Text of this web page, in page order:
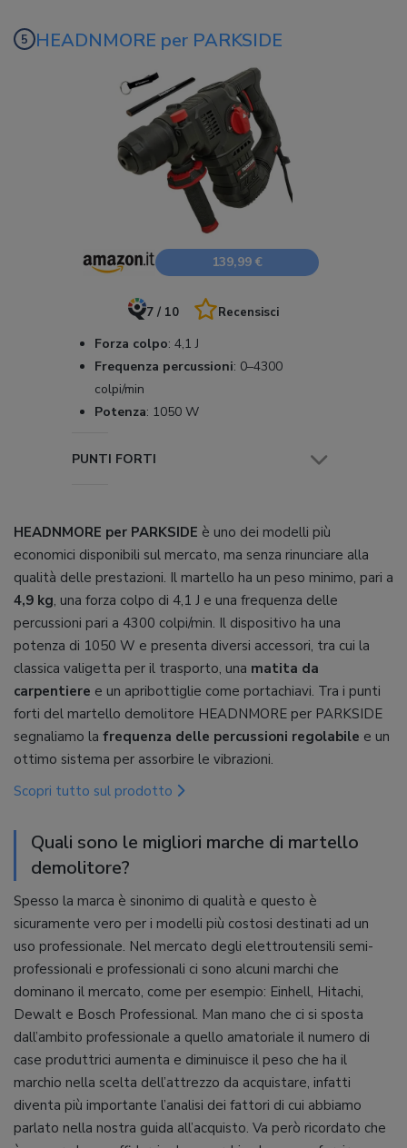
HEADNMORE per PARKSIDE
139,99 €
7 / 10 Recensisci
Forza colpo: 4,1 J
Frequenza percussioni: 0–4300
colpi/min
Potenza: 1050 W
PUNTI FORTI
HEADNMORE per PARKSIDE è uno dei modelli più
economici disponibili sul mercato, ma senza rinunciare alla
qualità delle prestazioni. Il martello ha un peso minimo, pari a
4,9 kg, una forza colpo di 4,1 J e una frequenza delle
percussioni pari a 4300 colpi/min. Il dispositivo ha una
potenza di 1050 W e presenta diversi accessori, tra cui la
classica valigetta per il trasporto, una matita da
carpentiere e un apribottiglie come portachiavi. Tra i punti
forti del martello demolitore HEADNMORE per PARKSIDE
segnaliamo la frequenza delle percussioni regolabile e un
ottimo sistema per assorbire le vibrazioni.
Scopri tutto sul prodotto
Quali sono le migliori marche di martello
demolitore?
Spesso la marca è sinonimo di qualità e questo è
sicuramente vero per i modelli più costosi destinati ad un
uso professionale. Nel mercato degli elettroutensili semi-
professionali e professionali ci sono alcuni marchi che
dominano il mercato, come per esempio: Einhell, Hitachi,
Dewalt e Bosch Professional. Man mano che ci si sposta
dall’ambito professionale a quello amatoriale il numero di
case produttrici aumenta e diminuisce il peso che ha il
marchio nella scelta dell’attrezzo da acquistare, infatti
diventa più importante l’analisi dei fattori di cui abbiamo
parlato nella nostra guida all’acquisto. Va però ricordato che